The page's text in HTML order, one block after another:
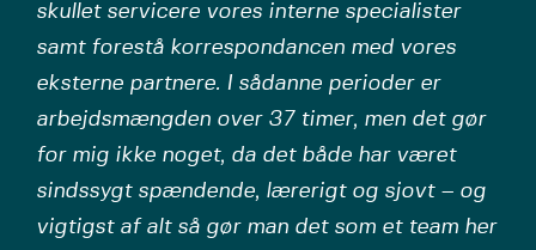
skullet servicere vores interne specialister
samt forestå korrespondancen med vores
eksterne partnere. I sådanne perioder er
arbejdsmængden over 37 timer, men det gør
for mig ikke noget, da det både har været
sindssygt spændende, lærerigt og sjovt – og
vigtigst af alt så gør man det som et team her